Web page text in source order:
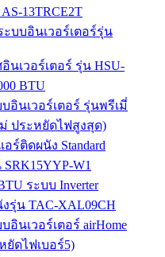
13TRCE2T
บบอินเวอร์เตอร์รุ่น
นเวอร์เตอร์ รุ่น HSU-
BTU
อินเวอร์เตอร์ รุ่นพรีเมี่
ม่ ประหยัดไฟสูงสุด)
อร์ติดผนัง Standard
SRK15YYP-W1
ระบบ Inverter
รุ่น TAC-XAL09CH
อินเวอร์เตอร์ airHome
ยัดไฟเบอร์5)